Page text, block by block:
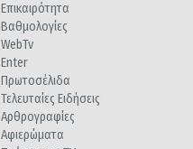
Επικαιρότητα
Βαθμολογίες
WebTv
Enter
Πρωτοσέλιδα
Τελευταίες Ειδήσεις
Αρθρογραφίες
Αφιερώματα